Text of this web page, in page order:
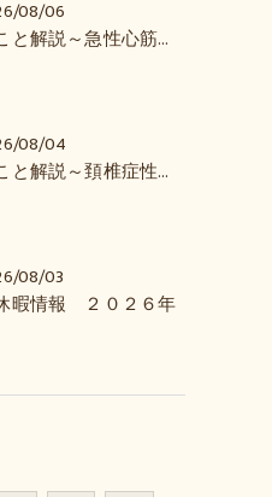
08/06
ひとこと解説～急性心筋梗塞とは？
08/04
ひとこと解説～頚椎症性脊髄症とは？
08/03
暇情報 ２０２６年